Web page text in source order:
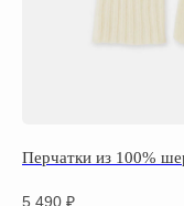
Перчатки из 100%
5 490 ₽